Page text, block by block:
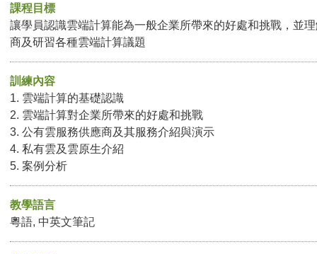
課程目標
讓學員認識雲端計算能為一般企業所帶來的好處和挑戰，並
商及研習各種雲端計算議題
訓練內容
1. 雲端計算的基礎認識
2. 雲端計算對企業所帶來的好處和挑戰
3. 公有雲服務供應商及其服務介紹與演示
4. 私有雲及雲原生介紹
5. 案例分析
教學語言
粵語, 中英文筆記